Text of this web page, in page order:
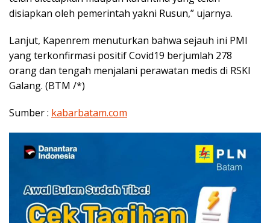
disiapkan oleh pemerintah yakni Rusun,” ujarnya.
Lanjut, Kapenrem menuturkan bahwa sejauh ini PMI
yang terkonfirmasi positif Covid19 berjumlah 278
orang dan tengah menjalani perawatan medis di RSKI
Galang. (BTM /*)
Sumber : kabarbatam.com